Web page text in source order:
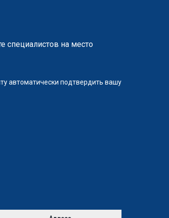
специалистов на место
автоматически подтвердить вашу